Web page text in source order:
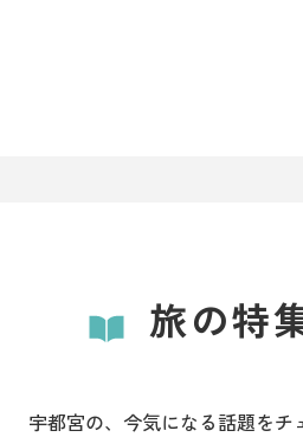
旅の特
宇都宮の、今気になる話題をチ